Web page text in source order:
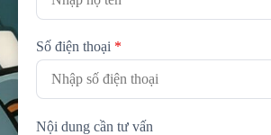
Số điện thoại *
Nội dung cần tư vấn